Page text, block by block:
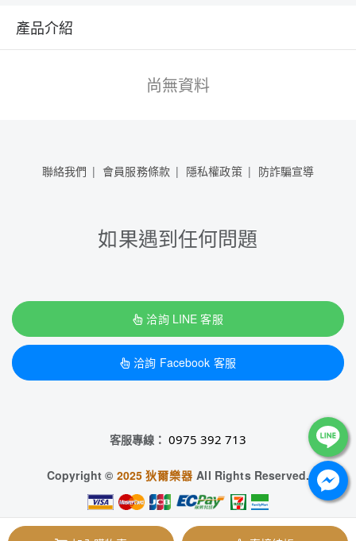
產品介紹
尚無資料
聯絡我們 會員服務條款 隱私權政策 防詐騙宣導
如果遇到任何問題
洽詢 LINE 客服
洽詢 Facebook 客服
客服專線： 0975 392 713
Copyright © 2025狄爾樂器 All Rights Reserved.